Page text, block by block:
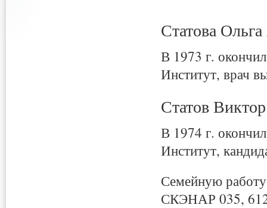
Статова
В 1973 г.
Институт, врач
Статов
В 1974 г.
Институт,
Семейную
СКЭНАР 035,